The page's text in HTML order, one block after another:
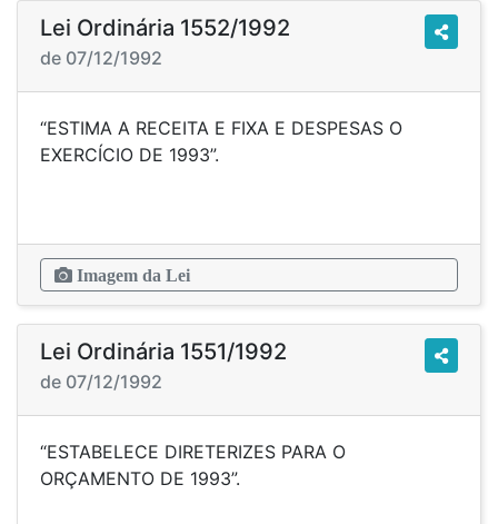
Lei Ordinária 1552/1992
de 07/12/1992
“ESTIMA A RECEITA E FIXA E DESPESAS O
EXERCÍCIO DE 1993”.
Imagem da Lei
Lei Ordinária 1551/1992
de 07/12/1992
“ESTABELECE DIRETERIZES PARA O
ORÇAMENTO DE 1993”.